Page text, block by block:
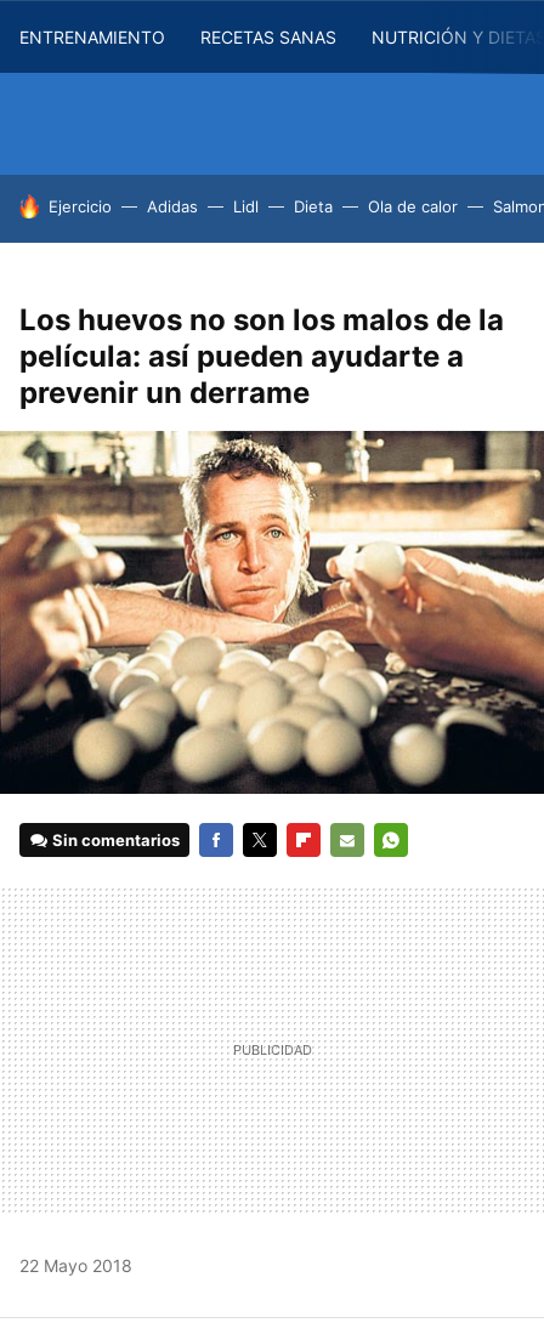
ENTRENAMIENTO RECETAS SANAS NUTRICIÓN Y
HOY SE HABLA DE
Ejercicio Adidas Lidl Dieta Ola de calor
Los huevos no son los malos de la
película: así pueden ayudarte a
prevenir un derrame
Sin comentarios
MAIL
22 Mayo 2018